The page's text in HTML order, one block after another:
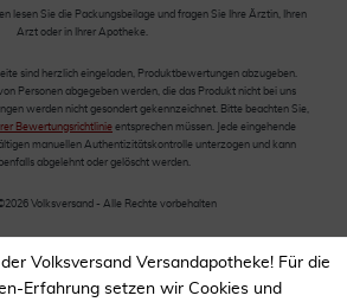
lesen Sie die Packungsbeilage und fragen Sie Ihre Ärztin, Ihren
Arzt oder in Ihrer Apotheke.
sind herzlich eingeladen, Produktbewertungen abzugeben.
Personen abgegeben werden, die das Produkt nicht bei uns
werden nicht gesondert gekennzeichnet. Bitte beachten Sie,
Bewertungsrichtlinie entsprechen müssen. Jede eingehende
manuellen Authentizitätskontrolle unterzogen und kann
abgelehnt oder gelöscht werden.
Volksversand - Alle Rechte vorbehalten
Volksversand Versandapotheke! Für die
Erfahrung setzen wir Cookies und